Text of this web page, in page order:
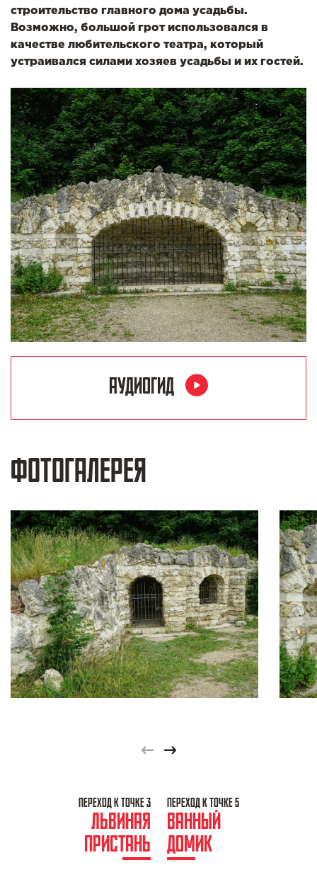
строительство главного дома усадьбы.
Возможно, большой грот использовался в
качестве любительского театра, который
устраивался силами хозяев усадьбы и их гостей.
АУДИОГИД
ФОТОГАЛЕРЕЯ
Previous
Next
ПЕРЕХОД К ТОЧКЕ 3
ЛЬВИНАЯ
ПРИСТАНЬ
ПЕРЕХОД К ТОЧКЕ 5
ВАННЫЙ
ДОМИК